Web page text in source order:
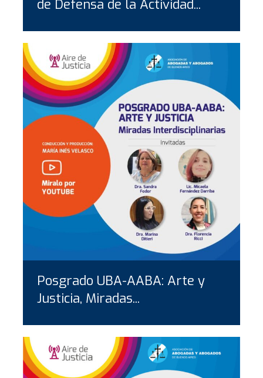
de Defensa de la Actividad...
Posgrado UBA-AABA: Arte y
Justicia, Miradas...